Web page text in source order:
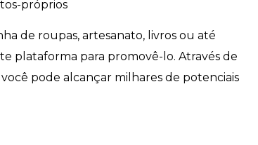
de roupas, artesanato, livros ou até
plataforma para promovê-lo. Através de
pode alcançar milhares de potenciais